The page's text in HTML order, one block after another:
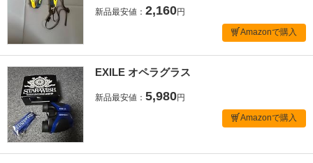
新品最安値： 2,160円
Amazonで購入
EXILE オペラグラス
新品最安値： 5,980円
Amazonで購入